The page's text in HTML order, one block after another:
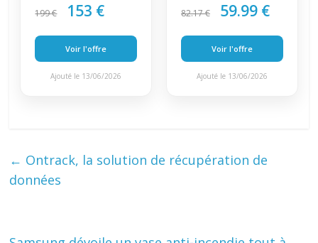
199 € 153 €
Voir l'offre
Ajouté le 13/06/2026
82.17 € 59.99 €
Voir l'offre
Ajouté le 13/06/2026
← Ontrack, la solution de récupération de
données